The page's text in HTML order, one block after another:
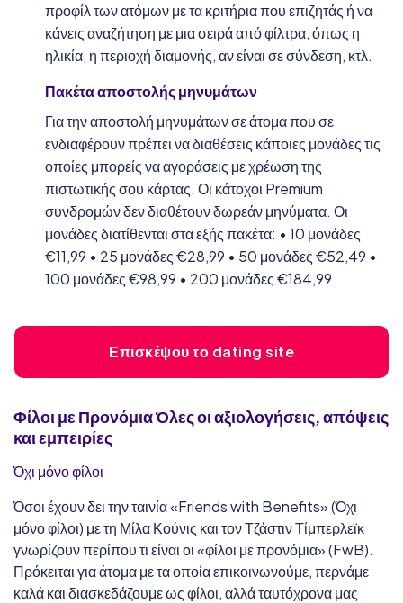
προφίλ των ατόμων με τα κριτήρια που επιζητάς ή να
κάνεις αναζήτηση με μια σειρά από φίλτρα, όπως η
ηλικία, η περιοχή διαμονής, αν είναι σε σύνδεση, κτλ.
Πακέτα αποστολής μηνυμάτων
Για την αποστολή μηνυμάτων σε άτομα που σε
ενδιαφέρουν πρέπει να διαθέσεις κάποιες μονάδες τις
οποίες μπορείς να αγοράσεις με χρέωση της
πιστωτικής σου κάρτας. Οι κάτοχοι Premium
συνδρομών δεν διαθέτουν δωρεάν μηνύματα. Οι
μονάδες διατίθενται στα εξής πακέτα: • 10 μονάδες
€11,99 • 25 μονάδες €28,99 • 50 μονάδες €52,49 •
100 μονάδες €98,99 • 200 μονάδες €184,99
Επισκέψου το dating site
Φίλοι με ΠρονόμιαΌλες οι αξιολογήσεις, απόψεις
και εμπειρίες
Όχι μόνο φίλοι
Όσοι έχουν δει την ταινία «Friends with Benefits» (Όχι
μόνο φίλοι) με τη Μίλα Κούνις και τον Τζάστιν Τίμπερλεϊκ
γνωρίζουν περίπου τι είναι οι «φίλοι με προνόμια» (FwB).
Πρόκειται για άτομα με τα οποία επικοινωνούμε, περνάμε
καλά και διασκεδάζουμε ως φίλοι, αλλά ταυτόχρονα μας